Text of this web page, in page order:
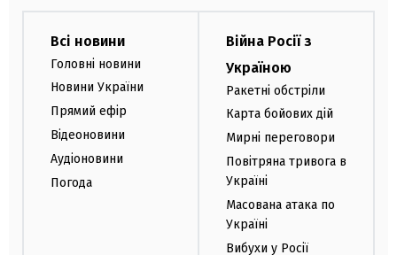
Всі новини
Головні новини
Новини України
Прямий ефір
Відеоновини
Аудіоновини
Погода
Війна Росії з
Україною
Ракетні обстріли
Карта бойових дій
Мирні переговори
Повітряна тривога в
Україні
Масована атака по
Україні
Вибухи у Росії